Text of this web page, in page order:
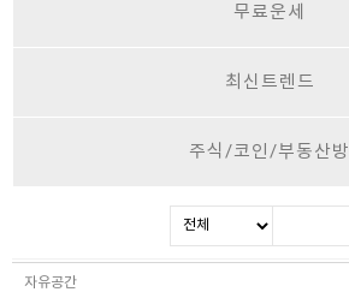
무료운세
최신트렌드
주식/코인/부동산방
자유공간